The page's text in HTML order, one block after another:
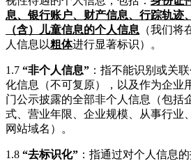
息、银行账户、财产信息、行踪轨迹
（含）儿童信息的个人信息 （我们将
人信息以粗体进行显著标识）。
1.7 “非个人信息” ：指不能识别或关
化信息（不可复原），以及作为企业
门公示披露的全部非个人信息（包括
式、营业年限、企业规模、从事行业
网站域名）。
1.8 “去标识化” ：指通过对个人信息